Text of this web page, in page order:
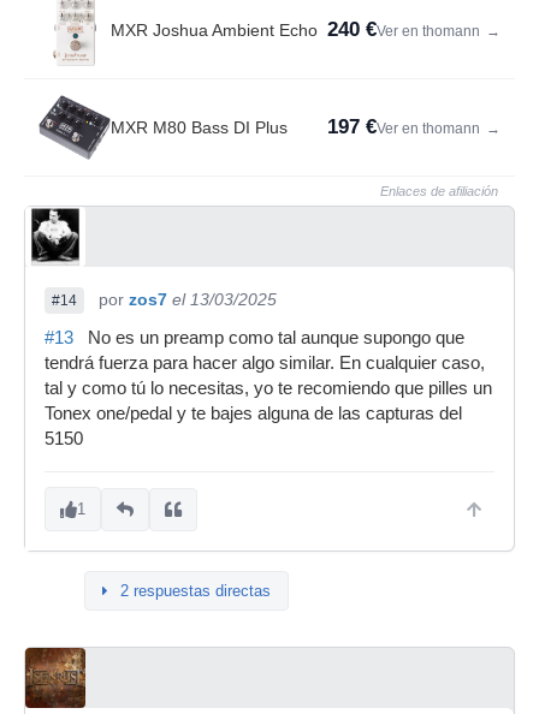
MXR Joshua Ambient Echo 240 €Ver en thomann →
MXR M80 Bass DI Plus 197 €Ver en thomann →
Enlaces de afiliación
#14 por zos7 el 13/03/2025
#13 No es un preamp como tal aunque supongo que
tendrá fuerza para hacer algo similar. En cualquier caso,
tal y como tú lo necesitas, yo te recomiendo que pilles un
Tonex one/pedal y te bajes alguna de las capturas del
5150
1
2 respuestas directas